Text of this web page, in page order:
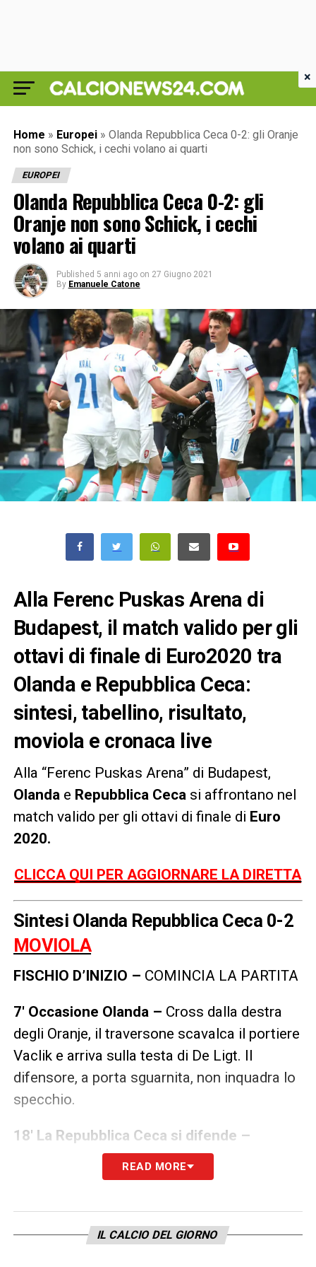
Home » Europei » Olanda Repubblica Ceca 0-2: gli Oranje
non sono Schick, i cechi volano ai quarti
EUROPEI
Olanda Repubblica Ceca 0-2: gli
Oranje non sono Schick, i cechi
volano ai quarti
Published 5 anni ago on 27 Giugno 2021
By Emanuele Catone
Alla Ferenc Puskas Arena di
Budapest, il match valido per gli
ottavi di finale di Euro2020 tra
Olanda e Repubblica Ceca:
sintesi, tabellino, risultato,
moviola e cronaca live
Alla “Ferenc Puskas Arena” di Budapest,
Olanda e Repubblica Ceca si affrontano nel
match valido per gli ottavi di finale di Euro
2020.
CLICCA QUI PER AGGIORNARE LA DIRETTA
Sintesi Olanda Repubblica Ceca 0-2
MOVIOLA
FISCHIO D’INIZIO – COMINCIA LA PARTITA
7′ Occasione Olanda – Cross dalla destra
degli Oranje, il traversone scavalca il portiere
Vaclik e arriva sulla testa di De Ligt. Il
difensore, a porta sguarnita, non inquadra lo
specchio.
18′ La Repubblica Ceca si difende –
L’Olanda tiene il pallino del gioco, ma la
Repubblica Ceca riesce a difendersi non
22′ Tiro Repubblica Ceca –Sevcik sfonda
READ MORE
IL CALCIO DEL GIORNO
×